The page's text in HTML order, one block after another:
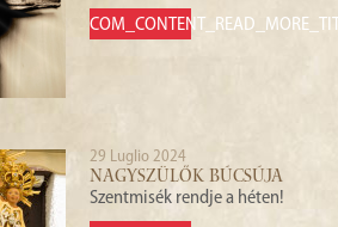
29 Luglio 2024
NAGYSZÜLŐK BÚCSÚJA
Szentmisék rendje a héten!